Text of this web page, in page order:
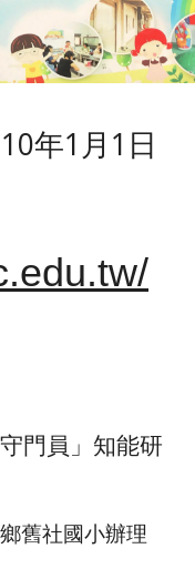
年1月1日
門員」知能研
舊社國小辦理